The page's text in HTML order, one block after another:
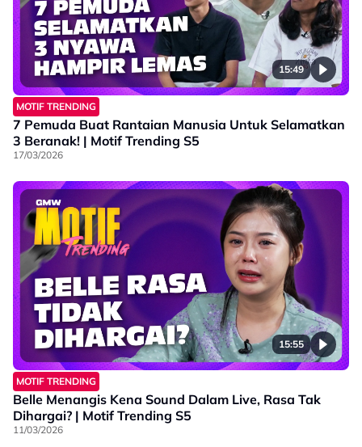
15:49
MOTIF TRENDING
7 Pemuda Buat Rantaian Manusia Untuk Selamatkan
3 Beranak! | Motif Trending S5
17/03/2026
15:55
MOTIF TRENDING
Belle Menangis Kena Sound Dalam Live, Rasa Tak
Dihargai? | Motif Trending S5
11/03/2026